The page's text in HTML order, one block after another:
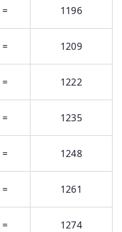
= 1196
= 1209
= 1222
= 1235
= 1248
= 1261
= 1274